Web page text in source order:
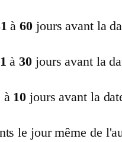
à60 jours avant la
à30 jours avant la
à 10 jours avant la
le jour même de